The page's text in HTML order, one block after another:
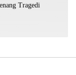
Tragedi